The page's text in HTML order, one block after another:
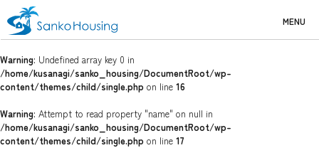
MENU
Warning: Undefined array key 0 in
/home/kusanagi/sanko_housing/DocumentRoot/wp-
content/themes/child/single.php on line 16
Warning: Attempt to read property "name" on null in
/home/kusanagi/sanko_housing/DocumentRoot/wp-
content/themes/child/single.php on line 17